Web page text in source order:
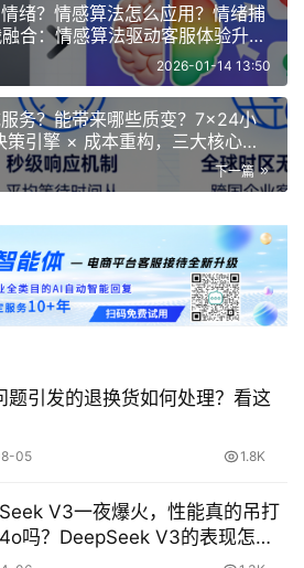
绪？情感算法怎么应用？情绪捕
合：情感算法驱动客服体验升级
2026-01-14 13:50
务？能带来哪些质变？7×24小
引擎 × 成本重构，三大核心突
下一篇
题引发的退换货如何处理？看这
05 1.8K
V3一夜爆火，性能真的吊打
吗？DeepSeek V3的表现怎么